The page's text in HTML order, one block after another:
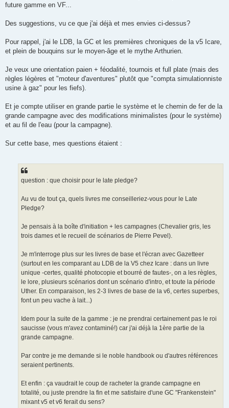
a
future gamme en VF...
Des suggestions, vu ce que j'ai déjà et mes envies ci-dessus?
Pour rappel, j'ai le LDB, la GC et les premières chroniques de la v5 Icare,
et plein de bouquins sur le moyen-âge et le mythe Arthurien.
Je veux une orientation paien + féodalité, tournois et full plate (mais des
règles légères et "moteur d'aventures" plutôt que "compta simulationniste
usine à gaz" pour les fiefs).
Et je compte utiliser en grande partie le système et le chemin de fer de la
grande campagne avec des modifications minimalistes (pour le système)
et au fil de l'eau (pour la campagne).
Sur cette base, mes questions étaient :
question : que choisir pour le late pledge?
Au vu de tout ça, quels livres me conseilleriez-vous pour le Late
Pledge?
Je pensais à la boîte d'initiation + les campagnes (Chevalier gris, les
trois dames et le recueil de scénarios de Pierre Pevel).
Je m'interroge plus sur les livres de base et l'écran avec Gazetteer
(surtout en les comparant au LDB de la V5 chez Icare : dans un livre
unique -certes, qualité photocopie et bourré de fautes-, on a les règles,
le lore, plusieurs scénarios dont un scénario d'intro, et toute la période
Uther. En comparaison, les 2-3 livres de base de la v6, certes superbes,
font un peu vache à lait...)
Idem pour la suite de la gamme : je ne prendrai certainement pas le roi
saucisse (vous m'avez contaminé!) car j'ai déjà la 1ère partie de la
grande campagne.
Par contre je me demande si le noble handbook ou d'autres références
seraient pertinents.
Et enfin : ça vaudrait le coup de racheter la grande campagne en
totalité, ou juste prendre la fin et me satisfaire d'une GC "Frankenstein"
mixant v5 et v6 ferait du sens?